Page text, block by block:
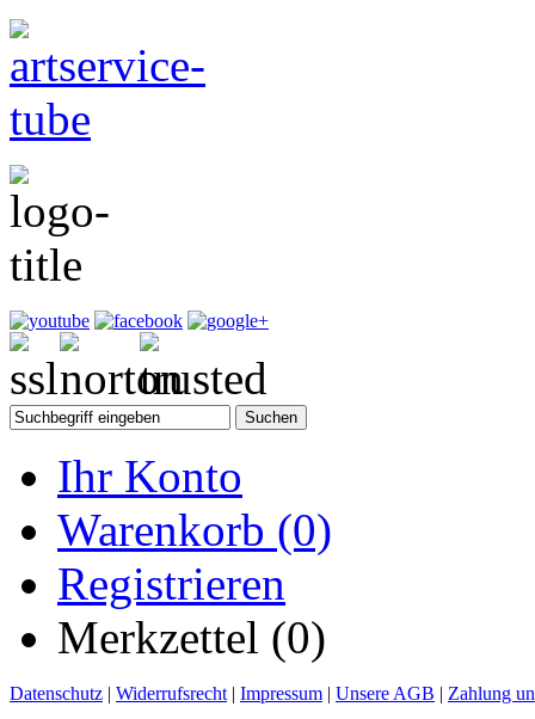
Ihr Konto
Warenkorb (0)
Registrieren
Merkzettel (0)
Datenschutz | Widerrufsrecht | Impressum | Unsere AGB | Zahlung